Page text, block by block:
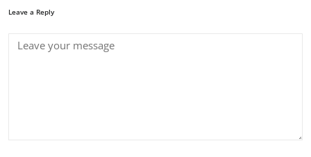
Leave a Reply